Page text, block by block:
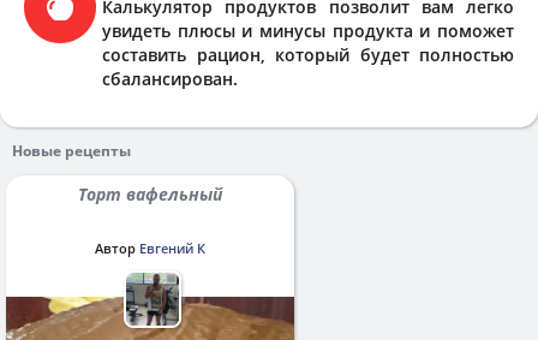
Калькулятор продуктов позволит вам легко
увидеть плюсы и минусы продукта и поможет
составить рацион, который будет полностью
сбалансирован.
Новые рецепты
Торт вафельный
Автор Евгений К